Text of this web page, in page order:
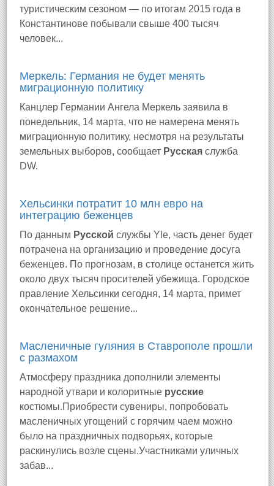
туристическим сезоном — по итогам 2015 года в
Константинове побывали свыше 400 тысяч
человек...
Меркель: Германия не будет менять
миграционную политику
Канцлер Германии Ангела Меркель заявила в
понедельник, 14 марта, что не намерена менять
миграционную политику, несмотря на результаты
земельных выборов, сообщает Русская служба
DW.
Хельсинки потратит 10 млн евро на
интеграцию беженцев
По данным Русской службы Yle, часть денег будет
потрачена на организацию и проведение досуга
беженцев. По прогнозам, в столице останется жить
около двух тысяч просителей убежища. Городское
правление Хельсинки сегодня, 14 марта, примет
окончательное решение...
Масленичные гуляния в Ставрополе прошли
с размахом
Атмосферу праздника дополнили элементы
народной утвари и колоритные русские
костюмы.Приобрести сувениры, попробовать
масленичных угощений с горячим чаем можно
было на праздничных подворьях, которые
раскинулись возле сцены.Участниками уличных
забав...